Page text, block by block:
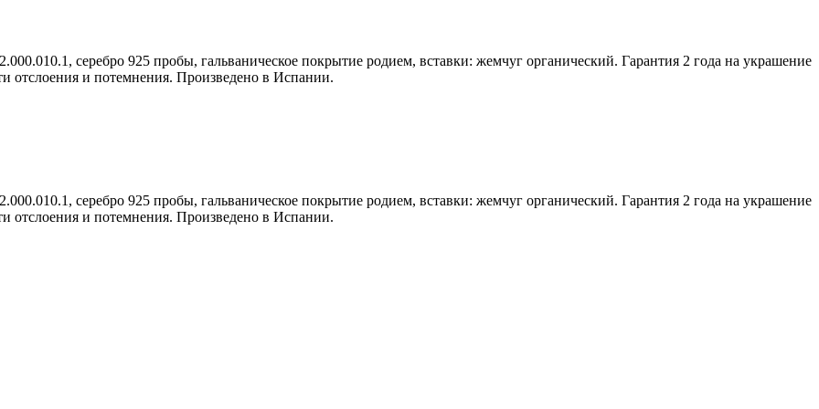
серебро 925 пробы, гальваническое покрытие родием, вставки: жемчуг органический. Гарантия 2 года на украшение
отслоения и потемнения. Произведено в Испании.
серебро 925 пробы, гальваническое покрытие родием, вставки: жемчуг органический. Гарантия 2 года на украшение
отслоения и потемнения. Произведено в Испании.